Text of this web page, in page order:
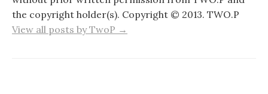
the copyright holder(s). Copyright © 2013. TWO.P
View all posts by TwoP →